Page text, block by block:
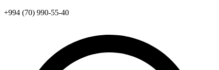
+994 (70) 990-55-40